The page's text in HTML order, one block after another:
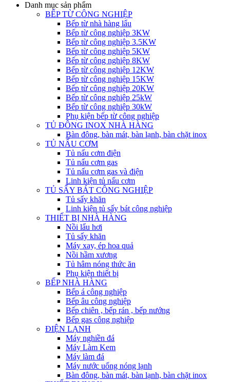
Danh mục sản phẩm
BẾP TỪ CÔNG NGHIỆP
Bếp từ nhà hàng lẩu
Bếp từ công nghiệp 3KW
Bếp từ công nghiệp 3.5KW
Bếp từ công nghiệp 5KW
Bếp từ công nghiệp 8KW
Bếp từ công nghiệp 12KW
Bếp từ công nghiệp 15KW
Bếp từ công nghiệp 20KW
Bếp từ công nghiệp 25kW
Bếp từ công nghiệp 30kW
Phụ kiện bếp từ công nghiệp
TỦ ĐÔNG INOX NHÀ HÀNG
Bàn đông, bàn mát, bàn lạnh, bàn chặt inox
TỦ NẤU CƠM
Tủ nấu cơm điện
Tủ nấu cơm gas
Tủ nấu cơm gas và điện
Linh kiện tủ nấu cơm
TỦ SẤY BÁT CÔNG NGHIỆP
Tủ sấy khăn
Linh kiện tủ sấy bát công nghiệp
THIẾT BỊ NHÀ HÀNG
Nồi lẩu hơi
Tủ sấy khăn
Máy xay, ép hoa quả
Nồi hầm xương
Tủ hâm nóng thức ăn
Phụ kiện thiết bị
BẾP NHÀ HÀNG
Bếp á công nghiệp
Bếp âu công nghiệp
Bếp chiên , bếp rán , bếp nướng
Bếp gas công nghiệp
ĐIỆN LẠNH
Máy nghiền đá
Máy Làm Kem
Máy làm đá
Máy nước uống nóng lạnh
Bàn đông, bàn mát, bàn lạnh, bàn chặt inox